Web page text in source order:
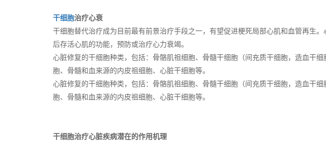
干细胞治疗心衰
干细胞替代治疗成为目前最有前景治疗手段之一，有望促进梗死局部心肌和血管再生
后存活心肌的功能，预防或治疗心力衰竭。
心脏修复的干细胞种类，包括：骨骼肌祖细胞、骨髓干细胞（间充质干细胞，造血干
胞、骨髓和血来源的内皮祖细胞、心脏干细胞等。
心脏修复的干细胞种类，包括：骨骼肌祖细胞、骨髓干细胞（间充质干细胞，造血干
胞、骨髓和血来源的内皮祖细胞、心脏干细胞等。
干细胞治疗心脏疾病潜在的作用机理